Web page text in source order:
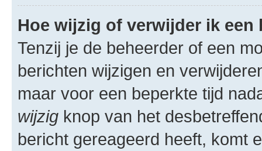
Hoe wijzig of verwijder ik een
Tenzij je de beheerder of een
berichten wijzigen en
maar voor een beperkte tijd
wijzig knop van het
bericht gereageerd heeft, komt